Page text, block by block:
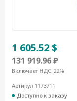
1 605.52 $
131 919.96 ₽
Включает НДС 22%
Артикул 1173711
Доступно к заказу